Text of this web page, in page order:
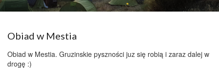
Obiad w Mestia
Obiad w Mestia. Gruzinskie pyszności juz się robią i zaraz dalej w
drogę :)